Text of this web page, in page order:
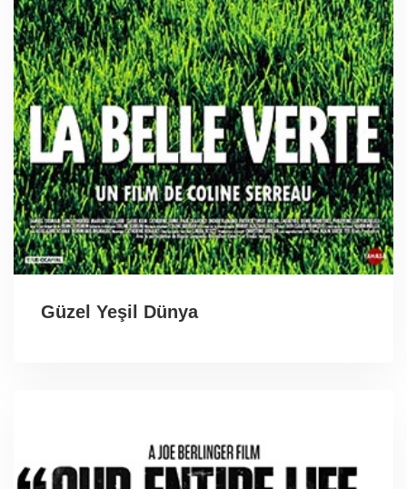
Güzel Yeşil Dünya